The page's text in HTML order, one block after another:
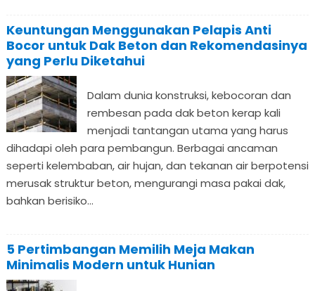
Keuntungan Menggunakan Pelapis Anti
Bocor untuk Dak Beton dan Rekomendasinya
yang Perlu Diketahui
Dalam dunia konstruksi, kebocoran dan
rembesan pada dak beton kerap kali
menjadi tantangan utama yang harus
dihadapi oleh para pembangun. Berbagai ancaman
seperti kelembaban, air hujan, dan tekanan air berpotensi
merusak struktur beton, mengurangi masa pakai dak,
bahkan berisiko...
5 Pertimbangan Memilih Meja Makan
Minimalis Modern untuk Hunian